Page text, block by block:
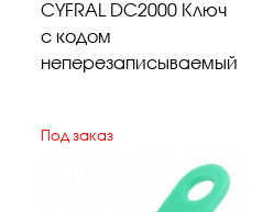
CYFRAL DC2000 Ключ
с кодом
неперезаписываемый
Под заказ